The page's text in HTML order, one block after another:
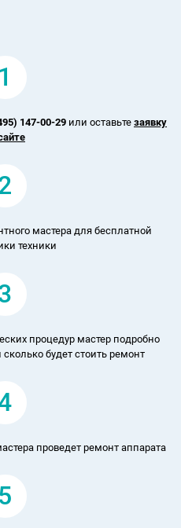
1
147-00-29 или оставьте заявку
мастера для бесплатной
техники
процедур мастер подробно
будет стоить ремонт
проведет ремонт аппарата
5